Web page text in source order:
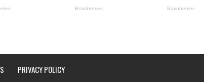
PRIVACY POLICY